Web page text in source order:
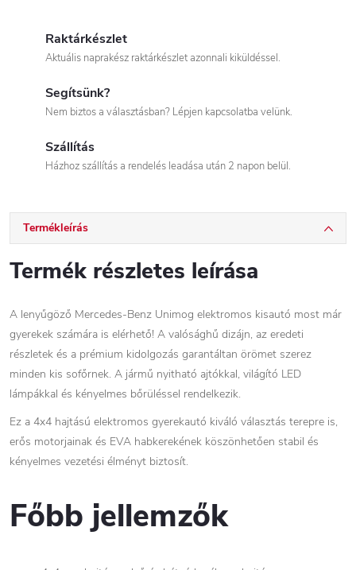
Raktárkészlet
Aktuális naprakész raktárkészlet azonnali kiküldéssel.
Segítsünk?
Nem biztos a választásban? Lépjen kapcsolatba velünk.
Szállítás
Házhoz szállítás a rendelés leadása után 2 napon belül.
Termékleírás
Termék részletes leírása
A lenyűgöző Mercedes-Benz Unimog elektromos kisautó most már
gyerekek számára is elérhető! A valósághű dizájn, az eredeti
részletek és a prémium kidolgozás garantáltan örömet szerez
minden kis sofőrnek. A jármű nyitható ajtókkal, világító LED
lámpákkal és kényelmes bőrüléssel rendelkezik.
Ez a 4x4 hajtású elektromos gyerekautó kiváló választás terepre is,
erős motorjainak és EVA habkerekének köszönhetően stabil és
kényelmes vezetési élményt biztosít.
Főbb jellemzők